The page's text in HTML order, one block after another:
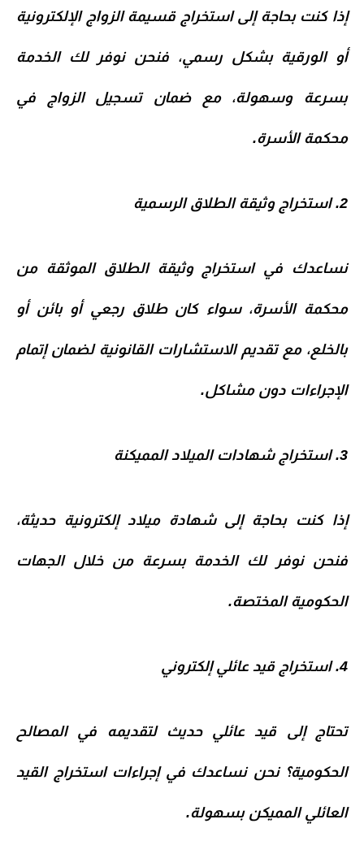
إذا كنت بحاجة إلىاستخراج قسيمة الزواج الإلكترونية
أو الورقية بشكل رسمي، فنحن نوفر لك الخدمة
بسرعة وسهولة، مع ضمان تسجيل الزواج في
محكمة الأسرة.
2. استخراج وثيقة الطلاق الرسمية
نساعدك فياستخراج وثيقة الطلاق الموثقة من
محكمة الأسرة، سواء كانطلاق رجعي أو بائن أو
بالخلع، مع تقديم الاستشارات القانونية لضمان إتمام
الإجراءات دون مشاكل.
3. استخراج شهادات الميلاد المميكنة
إذا كنت بحاجة إلىشهادة ميلاد إلكترونية حديثة،
فنحن نوفر لك الخدمة بسرعة من خلال الجهات
الحكومية المختصة.
4. استخراج قيد عائلي إلكتروني
تحتاج إلىقيد عائلي حديث لتقديمه في المصالح
الحكومية؟ نحن نساعدك فيإجراءات استخراج القيد
العائلي المميكن بسهولة.